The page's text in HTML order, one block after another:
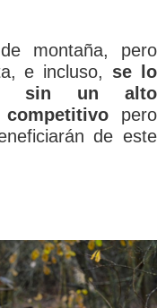
montaña, pero
e incluso, se lo
sin un alto
pero
de este